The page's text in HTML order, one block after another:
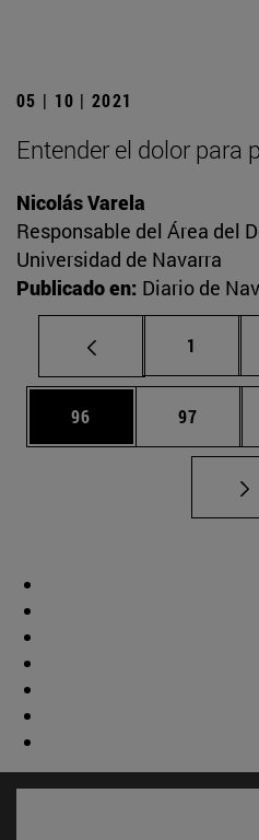
05 | 10 | 2021
Entender el dolor para
Nicolás Varela
Responsable del Área del
Universidad de Navarra
Publicado en: Diario de
Página
1
Página
96 Página
97